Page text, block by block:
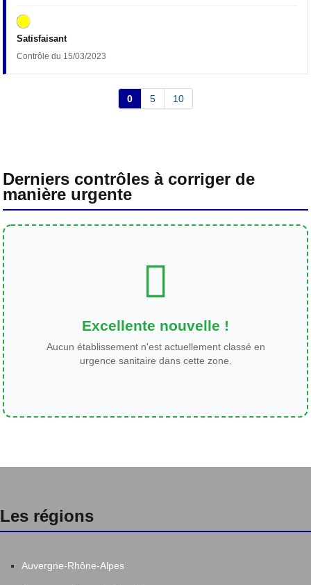
Satisfaisant
Contrôle du 15/03/2023
0 5 10
Derniers contrôles à corriger de
manière urgente
Excellente nouvelle !
Aucun établissement n'est actuellement classé en
urgence sanitaire dans cette zone.
Les régions
Auvergne-Rhône-Alpes